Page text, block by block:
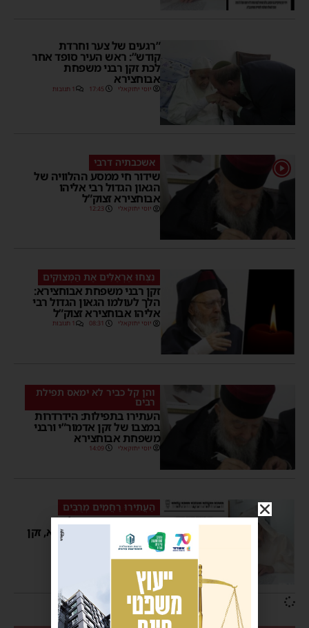
”רגעים של צער וחרדת
קודש”: ראש העיר סופד אחר
לכת זקן רבני משפחת
אבוחצירא
יוסי יחזקאלי 17:45 1 תגובות
1 אשכבתיה דרבי
שידור חי ממסע ההלוויה של
הגאון הגדול רבי אליהו
אבוחצירא זצוק”ל
יוסי יחזקאלי 12:23
נִצְּחוּ אֶרְאֶלִּים אֶת הַמְּצוּקִים
זקן רבני משפחת אבוחצירא:
הלך לעולמו הגאון הגדול רבי
אליהו אבוחצירא זצוק”ל
יוסי יחזקאלי 08:31 1 תגובות
והן קל כביר לא ימאס תפילת
רבים
העתירו בתפילות: הידרדרות
במצבו של זקן אדמור”י ורבני
משפחת אבוחצירא
יוסי יחזקאלי 14:09
הַעֲתִירוּ רַחֲמִים מְרֻבִּים
הידרדרות במצבו של רבי
אליהו אבוחצירא שליט”א, זקן
אדמור”י ורבני משפחת
אבוחצירא